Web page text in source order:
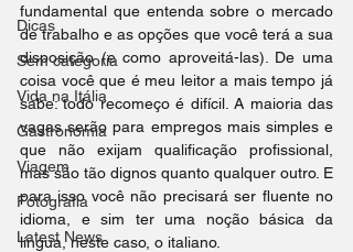
Dicas
Sem categoria
Vida na Itália
Gastronomia
Viagem
Fotografia
Latest News
fundamental que entenda sobre o mercado
de trabalho e as opções que você terá a sua
disposição (e como aproveitá-las). De uma
coisa você que é meu leitor a mais tempo já
sabe: todo recomeço é difícil. A maioria das
vagas serão para empregos mais simples e
que não exijam qualificação profissional,
mas são tão dignos quanto qualquer outro. E
para isso você não precisará ser fluente no
idioma, e sim ter uma noção básica da
língua, neste caso, o italiano.